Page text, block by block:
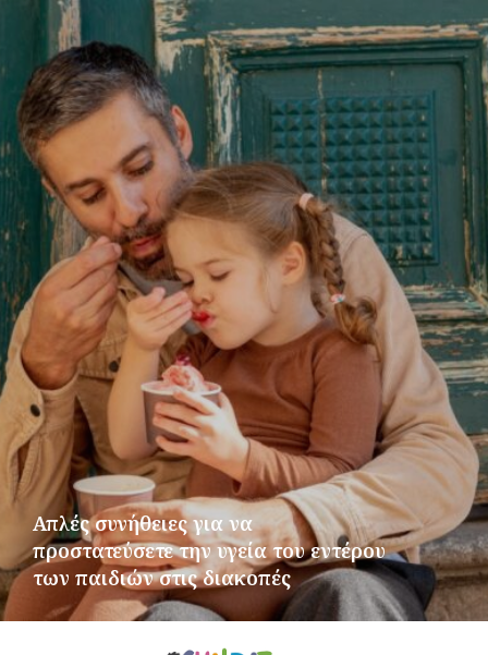
Απλές συνήθειες για να
προστατεύσετε την υγεία του εντέρου
των παιδιών στις διακοπές